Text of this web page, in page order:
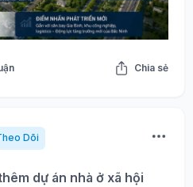
Chia sẻ
Dõi
dự án nhà ở xã hội